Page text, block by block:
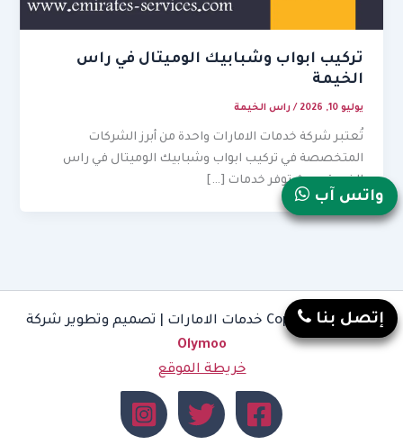
تركيب ابواب وشبابيك الوميتال في راس
الخيمة
يوليو 10, 2026 /راس الخيمة
تُعتبر شركة خدمات الامارات واحدة من أبرز الشركات
المتخصصة في تركيب ابواب وشبابيك الوميتال في راس
الخيمة، حيث توفر خدمات […]
Copyright © 2026 خدمات الامارات | تصميم وتطوير شركة
Olymoo
خريطة الموقع
واتس آب
إتصل بنا